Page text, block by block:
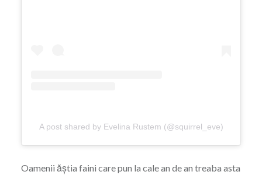
A post shared by Evelina Rustem (@squirrel_eve)
Oamenii ăștia faini care pun la cale an de an treaba asta